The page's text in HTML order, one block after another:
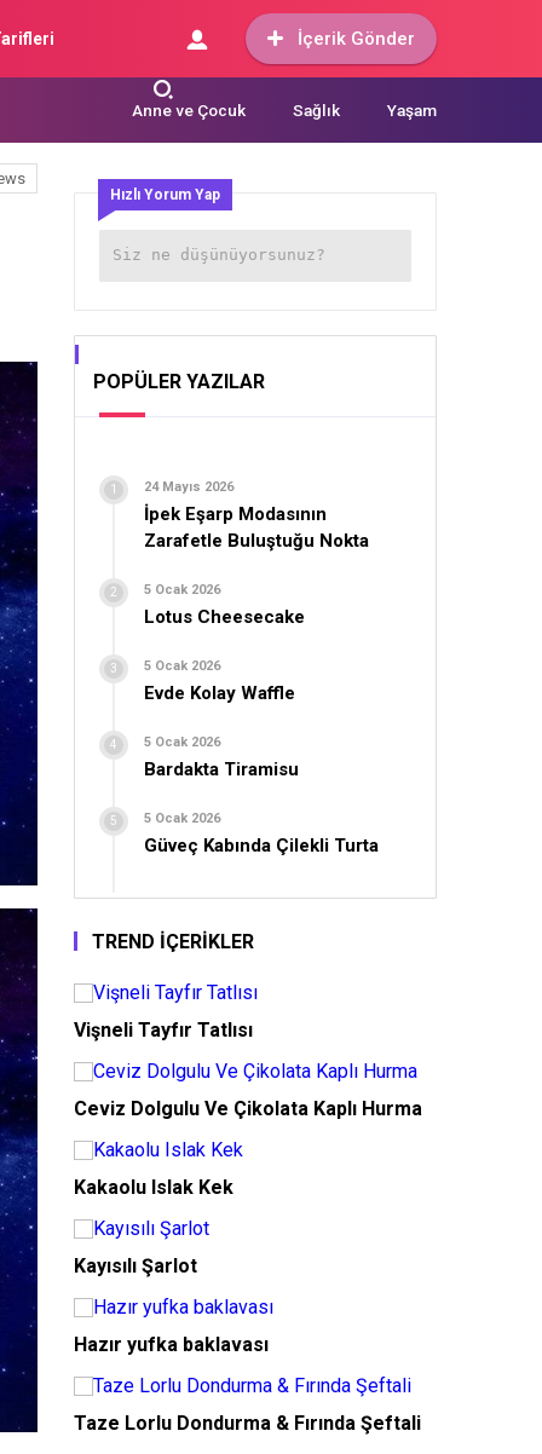
İçerik Gönder
Anne ve Çocuk Sağlık Yaşam
Hızlı Yorum Yap
POPÜLER YAZILAR
24 Mayıs 2026
İpek Eşarp Modasının
Zarafetle Buluştuğu Nokta
5 Ocak 2026
Lotus Cheesecake
5 Ocak 2026
Evde Kolay Waffle
5 Ocak 2026
Bardakta Tiramisu
5 Ocak 2026
Güveç Kabında Çilekli Turta
TREND İÇERİKLER
Vişneli Tayfır Tatlısı
Ceviz Dolgulu Ve Çikolata Kaplı Hurma
Kakaolu Islak Kek
Kayısılı Şarlot
Hazır yufka baklavası
Taze Lorlu Dondurma & Fırında Şeftali